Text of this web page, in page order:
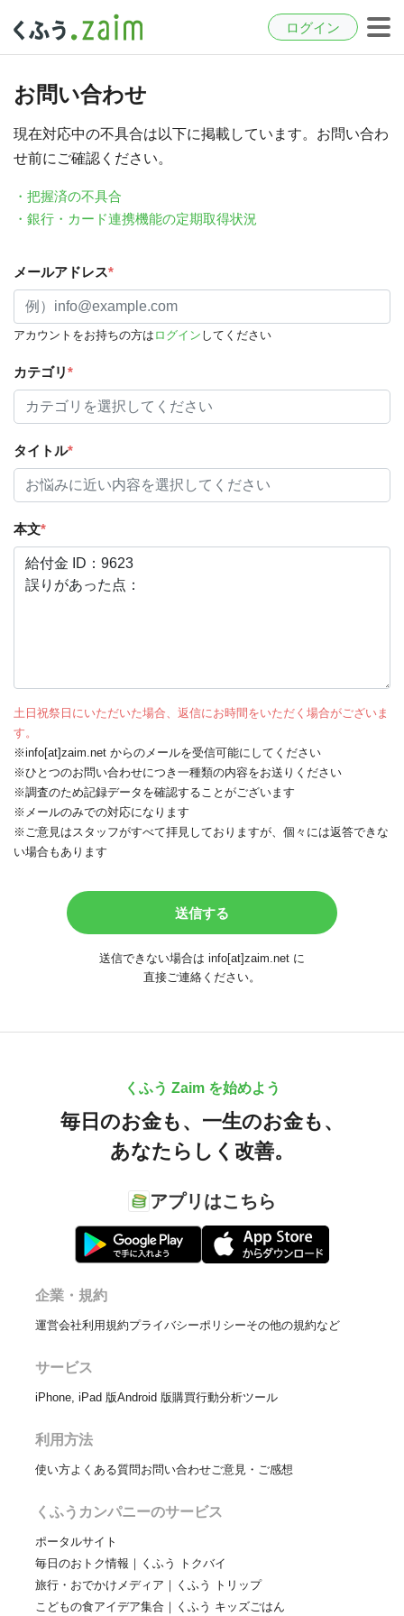
ログイン
お問い合わせ
現在対応中の不具合は以下に掲載しています。お問い合わ
せ前にご確認ください。
・把握済の不具合
・銀行・カード連携機能の定期取得状況
メールアドレス*
アカウントをお持ちの方は ログイン してください
カテゴリ*
タイトル*
本文*
土日祝祭日にいただいた場合、返信にお時間をいただく場合がございま
す。
※info[at]zaim.net からのメールを受信可能にしてください
※ひとつのお問い合わせにつき一種類の内容をお送りください
※調査のため記録データを確認することがございます
※メールのみでの対応になります
※ご意見はスタッフがすべて拝見しておりますが、個々には返答できな
い場合もあります
送信できない場合は info[at]zaim.net に
直接ご連絡ください。
くふう Zaim を始めよう
毎日のお金も、 一生のお金も、
あなたらしく改善。
アプリはこちら
企業・規約
運営会社利用規約プライバシーポリシーその他の規約など
サービス
iPhone, iPad 版Android 版購買行動分析ツール
利用方法
使い方よくある質問お問い合わせご意見・ご感想
くふうカンパニーのサービス
ポータルサイト
毎日のおトク情報｜くふう トクバイ
旅行・おでかけメディア｜くふう トリップ
こどもの食アイデア集合｜くふう キッズごはん